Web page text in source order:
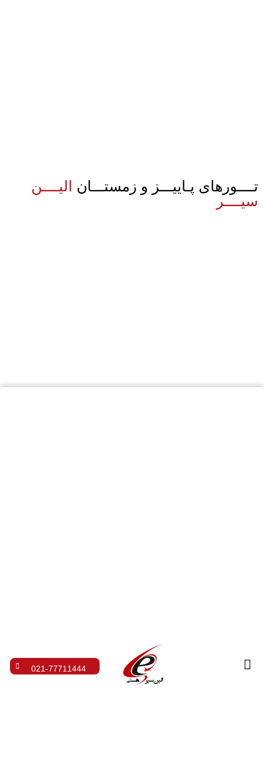
تــــورهای پـاییـــز و زمستـــان الیــــن
سیــــر
021-77711444